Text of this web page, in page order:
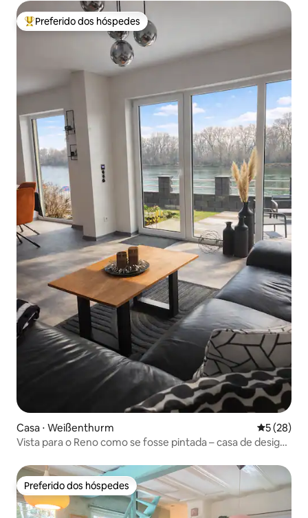
Entre os melhores preferidos dos hóspedes
Preferido dos hóspedes
Casa ⋅ Weißenthurm 5 de uma
5 (28)
Vista para o Reno como se fosse pintada – casa de design
Preferido dos hóspedes
Preferido dos hóspedes